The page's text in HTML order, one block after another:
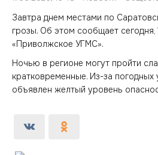
Завтра днем местами по
грозы. Об этом сообщает сегодня,
«Приволжское УГМС».
Ночью в регионе могут пройти
кратковременные. Из-за погодных
объявлен желтый уровень